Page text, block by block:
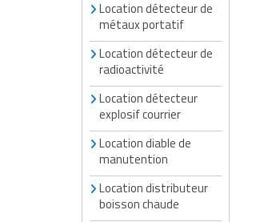
Location détecteur de
métaux portatif
Location détecteur de
radioactivité
Location détecteur
explosif courrier
Location diable de
manutention
Location distributeur
boisson chaude